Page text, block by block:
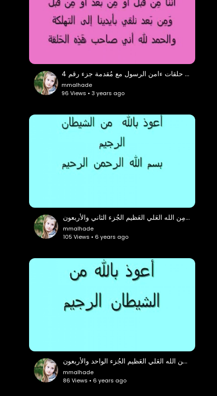
قرآن حلقات ءامن الرسول مع مُقدمة جزء رقم 4
mmalhade
96 Views • 3 years ago
وحي مِن الله العَلي العَظيم الجُزء الثاني والأربعون
mmalhade
105 Views • 6 years ago
وحي من الله العَلي العَظيم الجُزء الواحد والأربعون
mmalhade
86 Views • 6 years ago